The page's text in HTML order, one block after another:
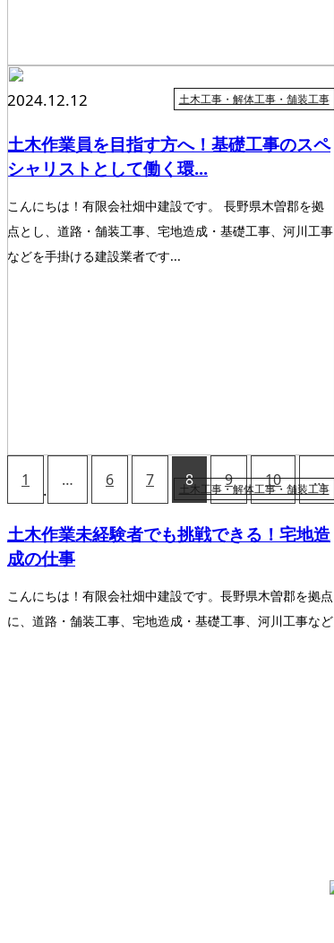
2024.12.12 土木工事・解体工事・舗装工事
土木作業員を目指す方へ！基礎工事のスペ
シャリストとして働く環...
こんにちは！有限会社畑中建設です。 長野県木曽郡を拠
点とし、道路・舗装工事、宅地造成・基礎工事、河川工事
などを手掛ける建設業者です...
2024.12.06 土木工事・解体工事・舗装工事
土木作業未経験者でも挑戦できる！宅地造
成の仕事
こんにちは！有限会社畑中建設です。長野県木曽郡を拠点
に、道路・舗装工事、宅地造成・基礎工事、河川工事など
1 … 6 7 8 9 10 …